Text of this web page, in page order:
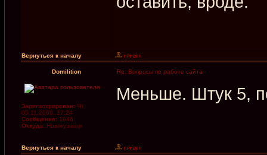
Вернуться к началу
Domilition Re: Вопросы по работе сайта
Зарегистрирован: Чт
05.11.2009, 17:24
Сообщения: 1946
Откуда: Новокузнецк
Меньше. Штук 5,
Вернуться к началу